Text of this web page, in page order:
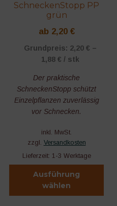
SchneckenStopp PP
grün
ab 2,20 €
Grundpreis: 2,20 € –
1,88 € / stk
Der praktische
SchneckenStopp schützt
Einzelpflanzen zuverlässig
vor Schnecken.
inkl. MwSt.
zzgl. Versandkosten
Lieferzeit: 1-3 Werktage
Ausführung
wählen